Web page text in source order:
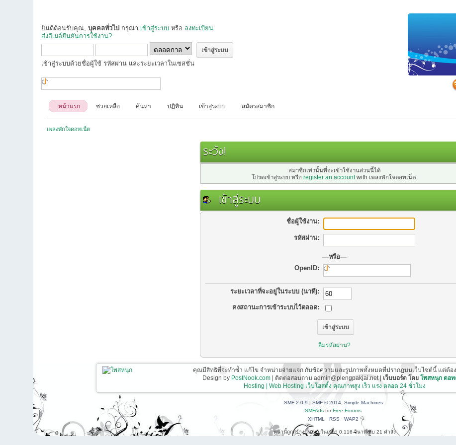
ยินดีต้อนรับคุณ,บุคคลทั่วไป กรุณา เข้าสู่ระบบ หรือ ลงทะเบียน
ส่งอีเมล์ยืนยันการใช้งาน?
เข้าสู่ระบบด้วยชื่อผู้ใช้ รหัสผ่าน และระยะเวลาในเซสชั่น
หน้าแรก ช่วยเหลือ ค้นหา ปฏิทิน เข้าสู่ระบบ สมัครสมาชิก
เพลงพักใจดอทเน็ต
ระวัง!
สมาชิกเท่านั้นที่จะเข้าใช้งานส่วนนี้ได้
โปรดเข้าสู่ระบบ หรือ register an accountwith เพลงพักใจดอทเน็ต.
เข้าสู่ระบบ
ชื่อผู้ใช้งาน:
รหัสผ่าน:
—หรือ—
OpenID:
ระยะเวลาที่จะอยู่ในระบบ (นาที):
คงสถานะการเข้าระบบไว้ตลอด:
ลืมรหัสผ่าน?
คุณมีสิทธิที่จะทำซ้ำ แก้ไข จำหน่ายจ่ายแจก กับข้อความและรูปภาพทั้งหมดที่ปรากฎบนเว็บไซต์นี้ แต่ต้อ
Design by PostNook.com | ติดต่อสอบถาม admin@plengpakjai.net | เว็บบอร์ด โดย โพสหนุก ดอ
Hosting | Web Hosting เว็บโฮสติ้ง คุณภาพสูง เร็ว แรง ตลอด 24 ชั่วโมง
SMF 2.0.9 | SMF © 2014, Simple Machines
SMFAds forFree Forums
XHTML
RSS WAP2
หน้านี้ถูกสร้างขึ้นภายในเวลา 0.116 วินาที กับ 21 คำสั่ง